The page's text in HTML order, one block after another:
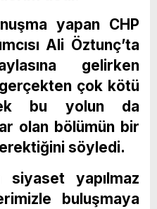
yapan CHP
Ali Öztunç’ta
gelirken
gerçekten çok kötü
bu yolun da
olan bölümün bir
söyledi.
siyaset yapılmaz
buluşmaya